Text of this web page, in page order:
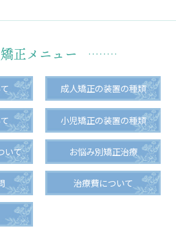
矯正メニュー
成人矯正の装置の種類
小児矯正の装置の種類
いて お悩み別矯正治療
治療費について